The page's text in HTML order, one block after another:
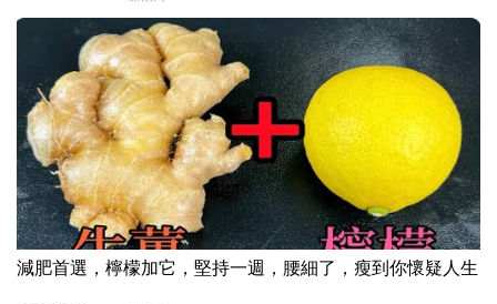
減肥首選，檸檬加它，堅持一週，腰細了，瘦到你懷疑人生